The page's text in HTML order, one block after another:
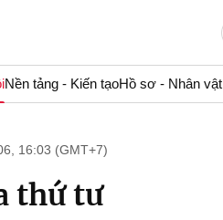
Nền tảng - Kiến tạoHồ sơ - Nhân vật
16:03 (GMT+7)
thứ tư